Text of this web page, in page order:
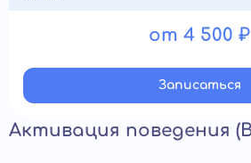
от 4 500 ₽
Записатьcя
Активация поведения